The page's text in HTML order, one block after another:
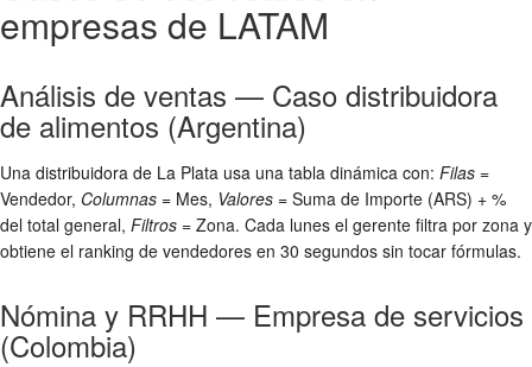
empresas de LATAM
Análisis de ventas — Caso distribuidora
de alimentos (Argentina)
Una distribuidora de La Plata usa una tabla dinámica con: Filas =
Vendedor, Columnas = Mes, Valores = Suma de Importe (ARS) + %
del total general, Filtros = Zona. Cada lunes el gerente filtra por zona y
obtiene el ranking de vendedores en 30 segundos sin tocar fórmulas.
Nómina y RRHH — Empresa de servicios
(Colombia)